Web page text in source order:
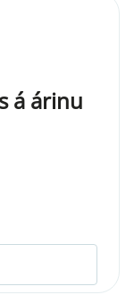
á árinu